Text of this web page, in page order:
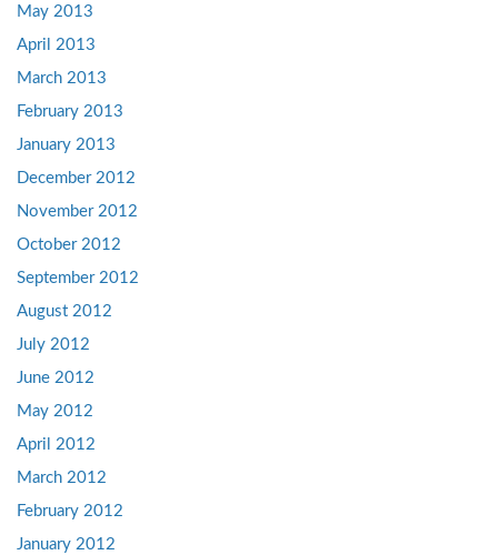
May 2013
April 2013
March 2013
February 2013
January 2013
December 2012
November 2012
October 2012
September 2012
August 2012
July 2012
June 2012
May 2012
April 2012
March 2012
February 2012
January 2012